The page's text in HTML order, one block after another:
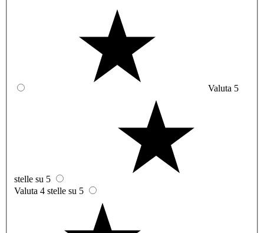
Valuta 5
stelle su 5
Valuta 4 stelle su 5